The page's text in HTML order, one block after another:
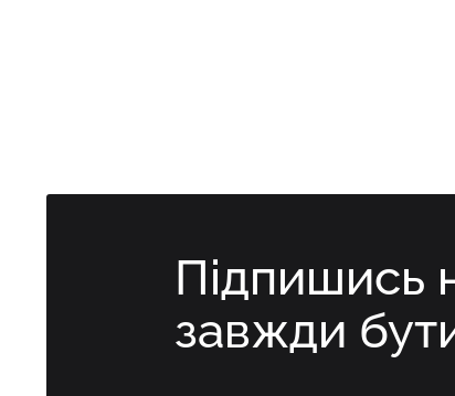
Підпишись
завжди